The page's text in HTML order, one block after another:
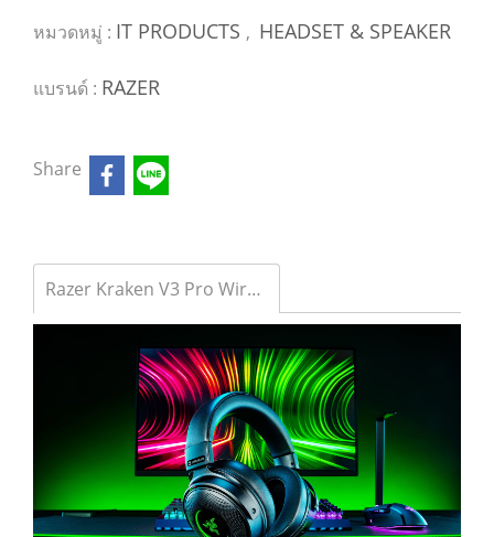
หมวดหมู่ : IT PRODUCTS , HEADSET & SPEAKER
แบรนด์ : RAZER
Share
Razer Kraken V3 Pro Wireless Gaming Headset รุ่น HT-KRAKEN-V3-PRO-2Y